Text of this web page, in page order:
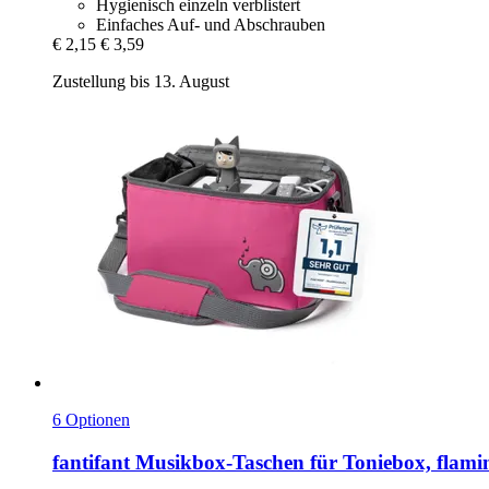
Hygienisch einzeln verblistert
Einfaches Auf- und Abschrauben
€ 2,15 € 3,59
Zustellung bis 13. August
6 Optionen
fantifant Musikbox-​Taschen für Toniebox,